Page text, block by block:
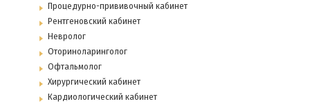
Процедурно-прививочный кабинет
Рентгеновский кабинет
Невролог
Оториноларинголог
Офтальмолог
Хирургический кабинет
Кардиологический кабинет